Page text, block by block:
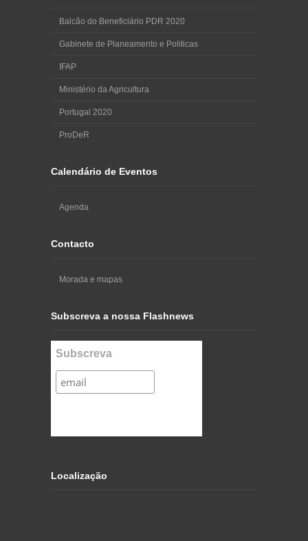
Balcão do Beneficiário PDR 2020
Gabinete de Planeamento e Politicas
IFAP
Ministério da Agricultura
Portugal 2020
ProDeR
Calendário de Eventos
Agenda
Contacto
Morada e mapas
Subscreva a nossa Flashnews
Subscreva
Localização